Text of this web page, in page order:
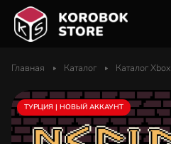
Главная Каталог Каталог Xbox
ТУРЦИЯ | НОВЫЙ АККАУНТ